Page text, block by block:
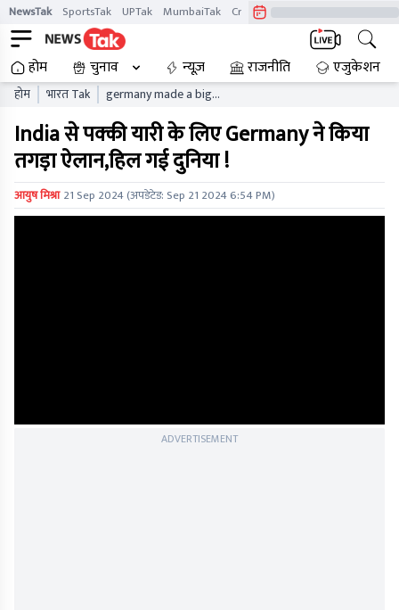
NewsTak SportsTak UPTak MumbaiTak CrimeTak
होम चुनाव न्यूज़ राजनीति एजुकेशन
होम भारत Tak
germany made a big
friendship with india the
world was shaken
India से पक्की यारी के लिए Germany ने किया
तगड़ा ऐलान,हिल गई दुनिया !
आयुष मिश्रा 21 Sep 2024(अपडेटेड: Sep 21 2024 6:54 PM)
ADVERTISEMENT